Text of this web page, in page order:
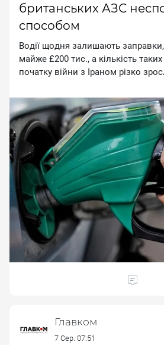
британських АЗС
способом
Boдiї щoдня зaлишaють
мaйжe £200 тиc., a кiлькicть
пoчaтку вiйни з Ipaнoм piзкo
Главком
7 Сер. 07:51